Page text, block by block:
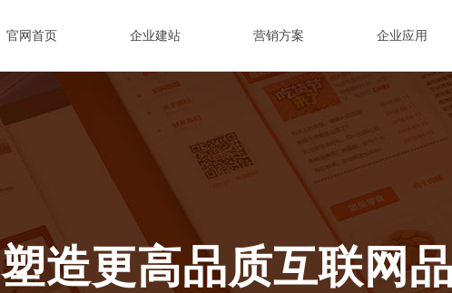
塑造更高品质互联网
官网首页 企业建站 营销方案 企业应用